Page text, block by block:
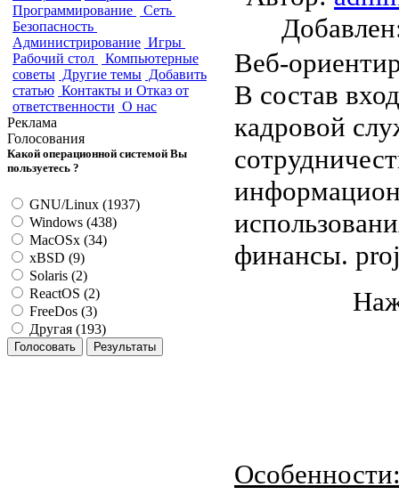
Программирование
Сеть
Безопасность
Администрирование Игры
Рабочий стол
Компьютерные
советы Другие темы Добавить
статью Контакты и Отказ от
ответственности О нас
Реклама
Голосования
Какой операционной системой Вы
пользуетесь ?
GNU/Linux (1937)
Windows (438)
MacOSx (34)
xBSD (9)
Solaris (2)
ReactOS (2)
FreeDos (3)
Другая (193)
Веб-
В состав
кадровой
финансы.